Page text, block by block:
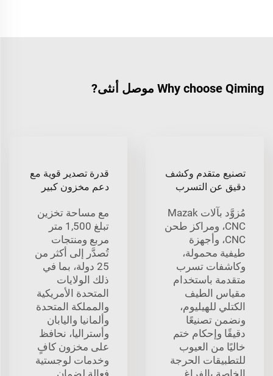
Why choose Qiming موصل أنثى?
تصنيع متقدم وكشف
دقيق عن التسرب
مُزوَّد بآلات Mazak
CNC، ومراكز طحن
CNC، وأجهزة
طيفية محمولة،
وكاشفات تسرب
متقدمة باستخدام
مقياس الطيف
الكتلي للهيليوم،
ونضمن تصنيعًا
دقيقًا وإحكام ختم
خاليًا من العيوب
للتطبيقات الحرجة
الخاصة بالفراغ
قدرة تصدير قوية مع
دعم مخزون كبير
مع مساحة تخزين
تبلغ 1,500 متر
مربع ومنتجات
تُصدَّر إلى أكثر من
25 دولة، بما في
ذلك الولايات
المتحدة الأمريكية
والمملكة المتحدة
وألمانيا واليابان
وأستراليا، نحافظ
على مخزون كافٍ
وخدمات لوجستية
فعالة لضمان